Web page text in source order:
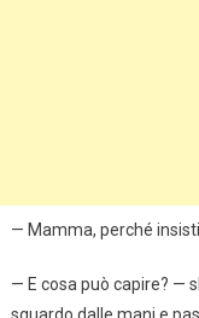
— Mamma, perché
— E cosa può capire? —